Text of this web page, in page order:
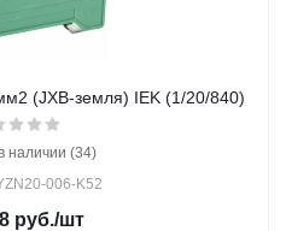
(JXB-земля) IEK (1/20/840)
наличии (34)
006-K52
руб./шт